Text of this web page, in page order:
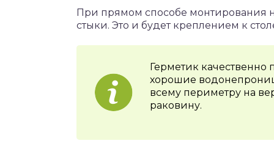
При прямом способе монтирования
стыки. Это и будет креплением к
Герметик качественно
хорошие
всему периметру на
раковину.